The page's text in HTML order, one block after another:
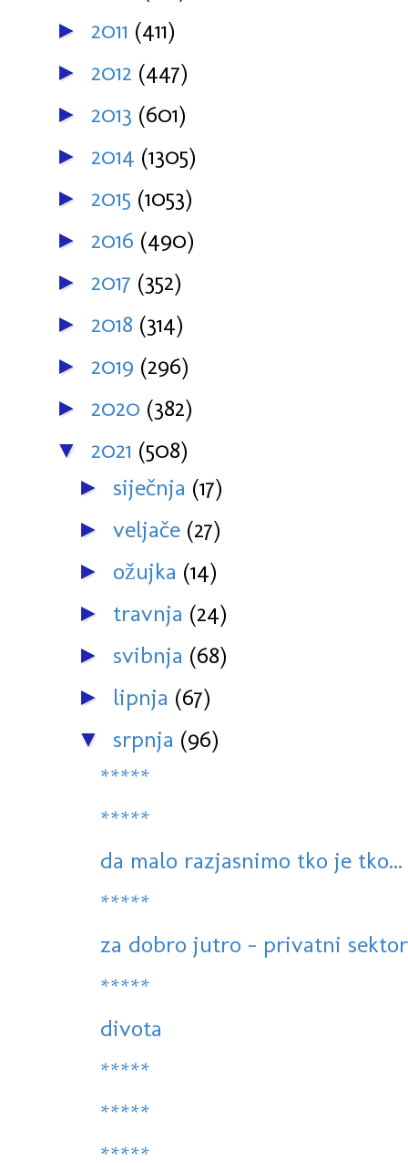
► 2011 (411)
► 2012 (447)
► 2013 (601)
► 2014 (1305)
► 2015 (1053)
► 2016 (490)
► 2017 (352)
► 2018 (314)
► 2019 (296)
► 2020 (382)
▼ 2021 (508)
► siječnja (17)
► veljače (27)
► ožujka (14)
► travnja (24)
► svibnja (68)
► lipnja (67)
▼ srpnja (96)
*****
*****
da malo razjasnimo tko je tko...
*****
za dobro jutro - privatni
*****
divota
*****
*****
*****